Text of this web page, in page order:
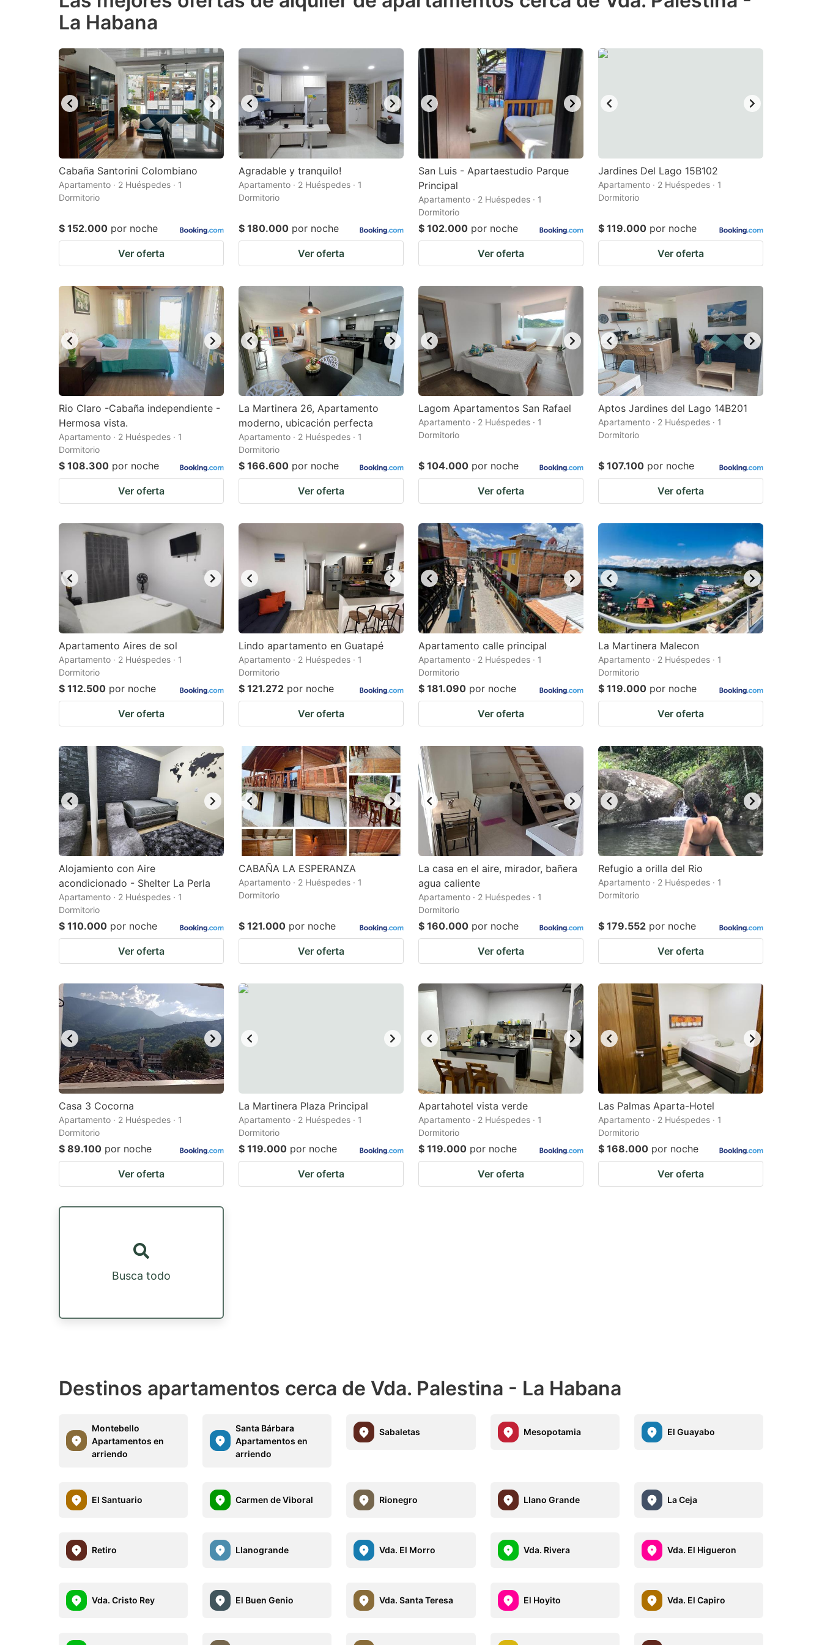
question
key
to
get
the
keyboard
shortcuts
for
changing
dates.
to
get
the
keyboard
shortcuts
for
changing
dates.
La Habana
Cabaña Santorini Colombiano
Apartamento · 2 Huéspedes · 1
Dormitorio
$ 152.000 por noche
Ver oferta
Agradable y tranquilo!
Apartamento · 2 Huéspedes · 1
Dormitorio
$ 180.000 por noche
Ver oferta
San Luis - Apartaestudio Parque
Principal
Apartamento · 2 Huéspedes · 1
Dormitorio
$ 102.000 por noche
Ver oferta
Jardines Del Lago 15B102
Apartamento · 2 Huéspedes · 1
Dormitorio
$ 119.000 por noche
Ver oferta
Rio Claro -Cabaña independiente -
Hermosa vista.
Apartamento · 2 Huéspedes · 1
Dormitorio
$ 108.300 por noche
Ver oferta
La Martinera 26, Apartamento
moderno, ubicación perfecta
Apartamento · 2 Huéspedes · 1
Dormitorio
$ 166.600 por noche
Ver oferta
Lagom Apartamentos San Rafael
Apartamento · 2 Huéspedes · 1
Dormitorio
$ 104.000 por noche
Ver oferta
Aptos Jardines del Lago 14B201
Apartamento · 2 Huéspedes · 1
Dormitorio
$ 107.100 por noche
Ver oferta
Apartamento Aires de sol
Apartamento · 2 Huéspedes · 1
Dormitorio
$ 112.500 por noche
Ver oferta
Lindo apartamento en Guatapé
Apartamento · 2 Huéspedes · 1
Dormitorio
$ 121.272 por noche
Ver oferta
Apartamento calle principal
Apartamento · 2 Huéspedes · 1
Dormitorio
$ 181.090 por noche
Ver oferta
La Martinera Malecon
Apartamento · 2 Huéspedes · 1
Dormitorio
$ 119.000 por noche
Ver oferta
Alojamiento con Aire
acondicionado - Shelter La Perla
Apartamento · 2 Huéspedes · 1
Dormitorio
$ 110.000 por noche
Ver oferta
CABAÑA LA ESPERANZA
Apartamento · 2 Huéspedes · 1
Dormitorio
$ 121.000 por noche
Ver oferta
La casa en el aire, mirador, bañera
agua caliente
Apartamento · 2 Huéspedes · 1
Dormitorio
$ 160.000 por noche
Ver oferta
Refugio a orilla del Rio
Apartamento · 2 Huéspedes · 1
Dormitorio
$ 179.552 por noche
Ver oferta
Casa 3 Cocorna
Apartamento · 2 Huéspedes · 1
Dormitorio
$ 89.100 por noche
Ver oferta
La Martinera Plaza Principal
Apartamento · 2 Huéspedes · 1
Dormitorio
$ 119.000 por noche
Ver oferta
Apartahotel vista verde
Apartamento · 2 Huéspedes · 1
Dormitorio
$ 119.000 por noche
Ver oferta
Las Palmas Aparta-Hotel
Apartamento · 2 Huéspedes · 1
Dormitorio
$ 168.000 por noche
Ver oferta
Busca todo
Destinos apartamentos cerca de Vda. Palestina - La Habana
Montebello
Apartamentos en
arriendo
Santa Bárbara
Apartamentos en
arriendo
Sabaletas Mesopotamia El Guayabo
El Santuario Carmen de Viboral Rionegro Llano Grande La Ceja
Retiro Llanogrande Vda. El Morro Vda. Rivera Vda. El Higueron
Vda. Cristo Rey El Buen Genio Vda. Santa Teresa El Hoyito Vda. El Capiro